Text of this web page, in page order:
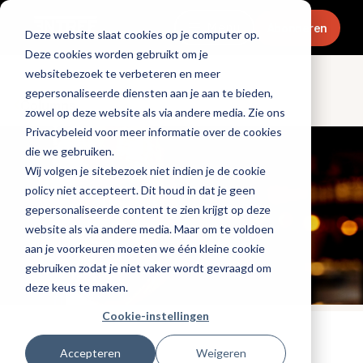
Deze website slaat cookies op je computer op.
Deze cookies worden gebruikt om je
websitebezoek te verbeteren en meer
gepersonaliseerde diensten aan je aan te bieden,
zowel op deze website als via andere media. Zie ons
Privacybeleid voor meer informatie over de cookies
die we gebruiken.
Wij volgen je sitebezoek niet indien je de cookie
policy niet accepteert. Dit houd in dat je geen
gepersonaliseerde content te zien krijgt op deze
website als via andere media. Maar om te voldoen
aan je voorkeuren moeten we één kleine cookie
gebruiken zodat je niet vaker wordt gevraagd om
deze keus te maken.
Cookie-instellingen
Accepteren Weigeren
Menu Abonneren
Columns
Tags:hotels
Gepubliceerd op: 13 september 2021